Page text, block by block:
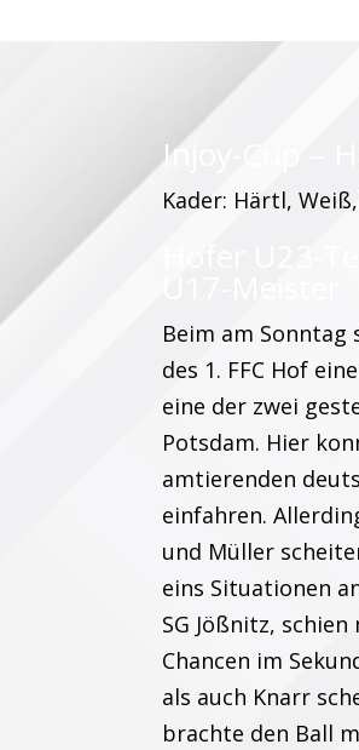
Injoy-Cup –
Kader: Härtl,
Hofer U23-
Beim am
des 1. FFC Hof
eine der zwei
Potsdam. Hier
amtierenden
einfahren.
und Müller
eins Situationen
SG Jößnitz,
Chancen im
als auch Knarr
brachte den Ball